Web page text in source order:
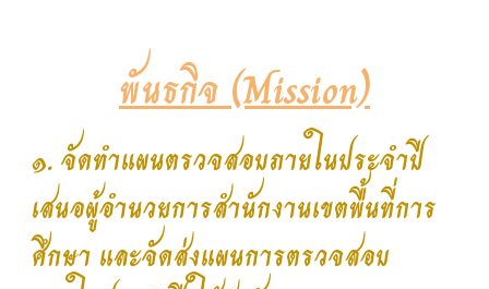
พันธกิจ (Mission)
๑. จัดทำแผนตรวจสอบภายในประจำปี
เสนอผู้อำนวยการสำนักงานเขตพื้นที่การ
ศึกษา และจัดส่งแผนการตรวจสอบ